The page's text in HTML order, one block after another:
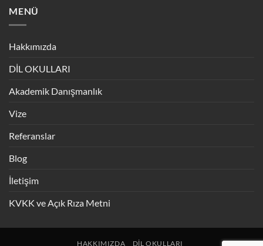
MENÜ
Hakkımızda
DİL OKULLARI
Akademik Danışmanlık
Vize
Referanslar
Blog
İletişim
KVKK ve Açık Rıza Metni
HAKKIMIZDA DIL OKULLARI